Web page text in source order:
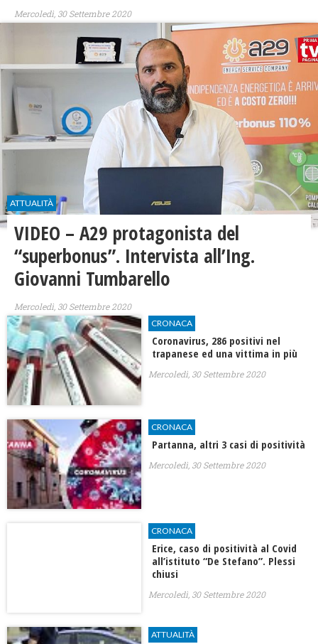
Mercoledì, 30 Settembre 2020
ATTUALITÀ
VIDEO – A29 protagonista del
“superbonus”. Intervista all’Ing.
Giovanni Tumbarello
Mercoledì, 30 Settembre 2020
CRONACA
Coronavirus, 286 positivi nel
trapanese ed una vittima in più
Mercoledì, 30 Settembre 2020
CRONACA
Partanna, altri 3 casi di positività
Mercoledì, 30 Settembre 2020
CRONACA
Erice, caso di positività al Covid
all’istituto “De Stefano”. Plessi
chiusi
Mercoledì, 30 Settembre 2020
ATTUALITÀ